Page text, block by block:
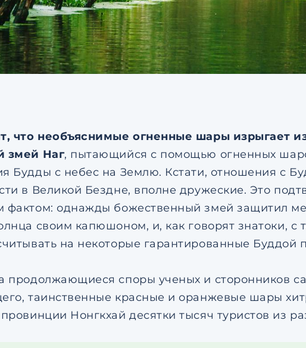
что необъяснимые огненные шары изрыгает
змей Наг, пытающийся с помощью огненных
Будды с небес на Землю. Кстати, отношения с
в Великой Бездне, вполне дружеские. Это
фактом: однажды божественный змей защитил
своим капюшоном, и, как говорят знатоки, с
на некоторые гарантированные Буддой
продолжающиеся споры ученых и сторонников
таинственные красные и оранжевые шары
Нонгкхай десятки тысяч туристов из